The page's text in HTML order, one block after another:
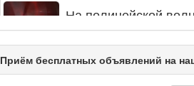
На полицейской
Еженедельный обзор
специалистов.
Люди в кадре
Приём бесплатных объявлений на